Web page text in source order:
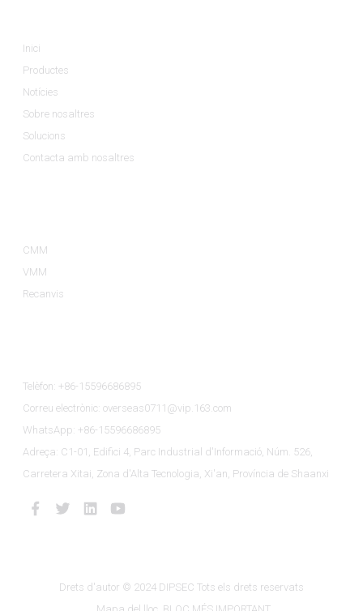
Inici
Productes
Notícies
Sobre nosaltres
Solucions
Contacta amb nosaltres
CMM
VMM
Recanvis
Telèfon: +86-15596686895
Correu electrònic: overseas0711@vip.163.com
WhatsApp: +86-15596686895
Adreça: C1-01, Edifici 4, Parc Industrial d'Informació, Núm. 526,
Carretera Xitai, Zona d'Alta Tecnologia, Xi'an, Província de Shaanxi
Drets d'autor © 2024 DIPSEC Tots els drets reservats